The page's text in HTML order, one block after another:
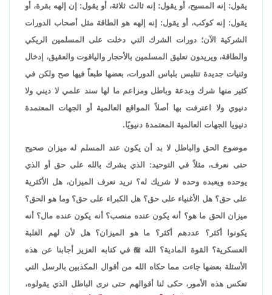
يقول: إنه المسيح، أو يقول: إنه ثالث ثلاثة، أو يقول: إن إلهه بقرة، أو
يقول: إنه كوكب، أو يقول: إنه إلهه هو الطاقة مثل أصحاب الدورات
الشركية الآن؛ دورات الشرك التي دخلت على المسلمين الريكي
والطاقة، ويريدون تعليق المسلمين بالأحجار والياقوت والعقيق، إدخال
وثنيات جديدة تتلبس بلباس الدورات، بعضها طبعاً فيها صح ولكن في
كثير منها شرك وبدعة وباطل ومزاعم ما لها سند علمي لا ديني ولا
دنيوي ولا اعترفت بها أصلاً المواقع العالمية أو الجهات المعتمدة
دنيويا الجهات العالمية المعتمدة دنيويًا.
موضوع الحق والباطل لا بد أن يكون عند المسلم له ميزان صحيح
حتى نعرف، مثلاً في التوحيد: الذي يشرك بالله على حق أو الذي
يوحده ويعبده وحده لا شريك له؟ نريد نعرف الميزان، هل الأكثرية
على حق؟ هل الأغنياء على حق؟ هل الكبراء على حق؟ وما هو الحق؟
ميزان الحق ما هو؟ أنه يكون عنده منصب؟ أنه يكون عنده مال؟ أنه
يكونوا أكثر؟ عددهم أكثر؟ ما هو الميزان؟ هل لأن لهم الغلبة
العسكرية؟ القوة المادية؟ اللهفي كتابه العزيز أجابنا عن هذه
الأسئلة بعضها جاءت مما حكاه الله من أقوال المكذبين بالرسل التي
تعكس هذه الأمور، حكى لنا أقوالهم حتى نرى الباطل الذي يقولوه،